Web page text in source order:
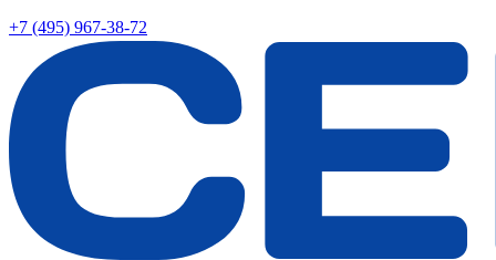
+7 (495) 967-38-72